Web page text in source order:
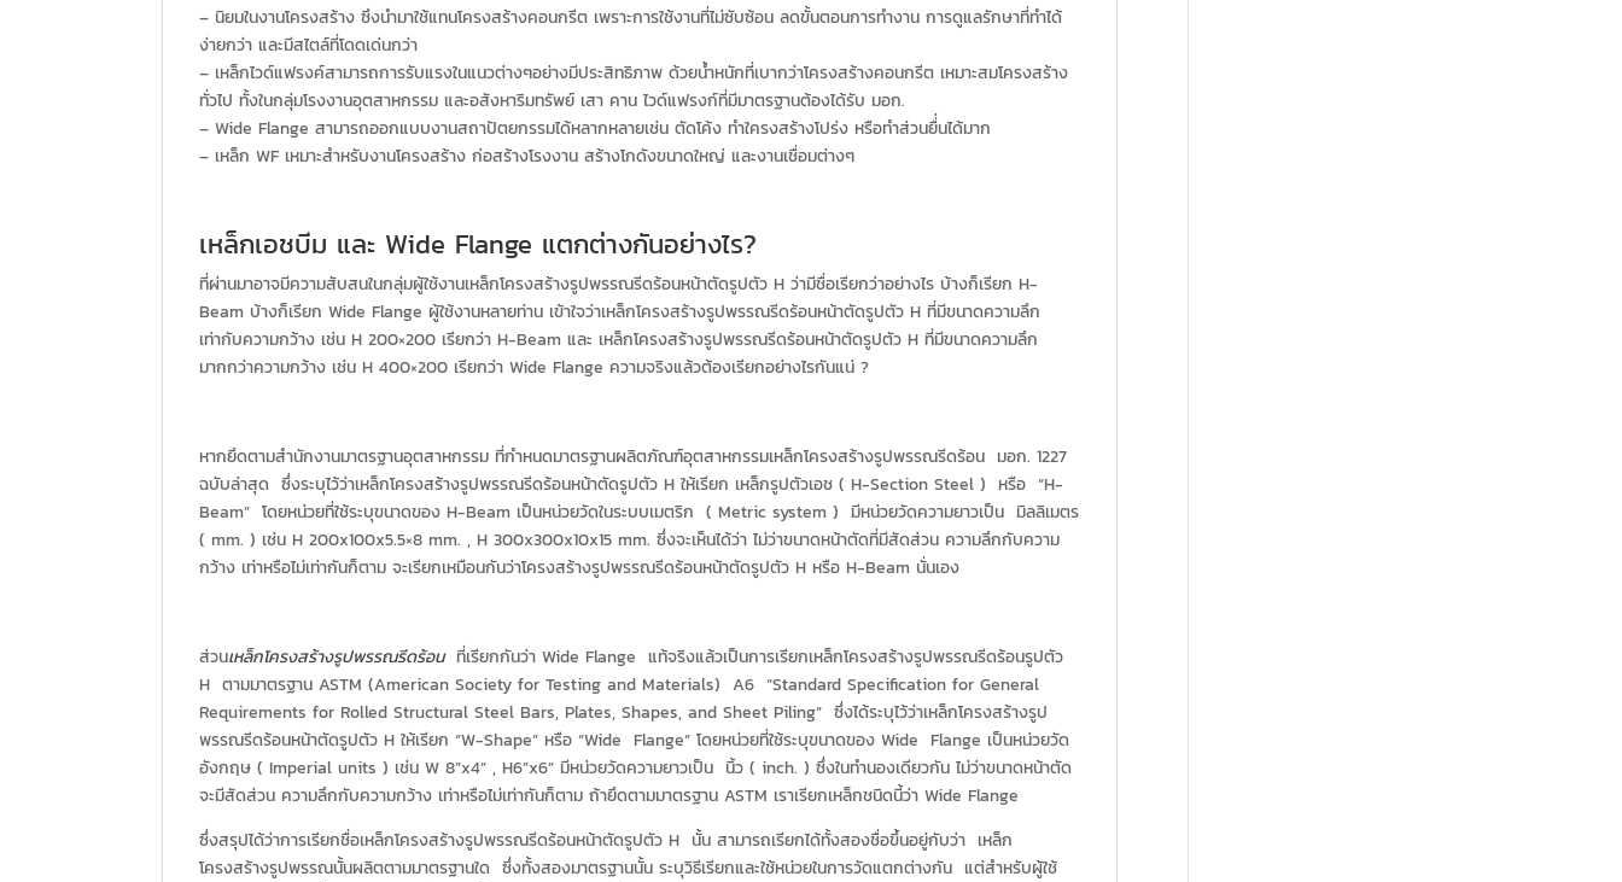
– นิยมในงานโครงสร้าง ซึงนำมาใช้แทนโครงสร้างคอนกรีต เพราะการใช้งานที่ไม่ซับซ้อน ลดขั้นตอนการทำงาน การดูแลรักษาที่ทำได้
ง่ายกว่า และมีสไตล์ที่โดดเด่นกว่า
– เหล็กไวด์แฟรงค์สามารถการรับแรงในแนวต่างๆอย่างมีประสิทธิภาพ ด้วยน้ำหนักที่เบากว่าโครงสร้างคอนกรีต เหมาะสมโครงสร้าง
ทั่วไป ทั้งในกลุ่มโรงงานอุตสาหกรรม และอสังหาริมทรัพย์ เสา คาน ไวด์แฟรงก์ที่มีมาตรฐานต้องได้รับ มอก.
– Wide Flange สามารถออกแบบงานสถาปัตยกรรมได้หลากหลายเช่น ตัดโค้ง ทำใครงสร้างโปร่ง หรือทำส่วนยื่่นได้มาก
– เหล็ก WF เหมาะสำหรับงานโครงสร้าง ก่อสร้างโรงงาน สร้างโกดังขนาดใหญ่ และงานเชื่อมต่างๆ
เหล็กเอชบีม และ Wide Flange แตกต่างกันอย่างไร?
ที่ผ่านมาอาจมีความสับสนในกลุ่มผู้ใช้งานเหล็กโครงสร้างรูปพรรณรีดร้อนหน้าตัดรูปตัว H ว่ามีชื่อเรียกว่าอย่างไร บ้างก็เรียก H-
Beam บ้างก็เรียก Wide Flange ผู้ใช้งานหลายท่าน เข้าใจว่าเหล็กโครงสร้างรูปพรรณรีดร้อนหน้าตัดรูปตัว H ที่มีขนาดความลึก
เท่ากับความกว้าง เช่น H 200×200 เรียกว่า H-Beam และ เหล็กโครงสร้างรูปพรรณรีดร้อนหน้าตัดรูปตัว H ที่มีขนาดความลึก
มากกว่าความกว้าง เช่น H 400×200 เรียกว่า Wide Flange ความจริงแล้วต้องเรียกอย่างไรกันแน่ ?
หากยึดตามสำนักงานมาตรฐานอุตสาหกรรม ที่กำหนดมาตรฐานผลิตภัณฑ์อุตสาหกรรมเหล็กโครงสร้างรูปพรรณรีดร้อน มอก. 1227
ฉบับล่าสุด ซึ่งระบุไว้ว่าเหล็กโครงสร้างรูปพรรณรีดร้อนหน้าตัดรูปตัว H ให้เรียก เหล็กรูปตัวเอช ( H-Section Steel ) หรือ “H-
Beam” โดยหน่วยที่ใช้ระบุขนาดของ H-Beam เป็นหน่วยวัดในระบบเมตริก ( Metric system ) มีหน่วยวัดความยาวเป็น มิลลิเมตร
( mm. ) เช่น H 200x100x5.5×8 mm. , H 300x300x10x15 mm. ซึ่งจะเห็นได้ว่า ไม่ว่าขนาดหน้าตัดที่มีสัดส่วน ความลึกกับความ
กว้าง เท่าหรือไม่เท่ากันก็ตาม จะเรียกเหมือนกันว่าโครงสร้างรูปพรรณรีดร้อนหน้าตัดรูปตัว H หรือ H-Beam นั่นเอง
ส่วนเหล็กโครงสร้างรูปพรรณรีดร้อนที่เรียกกันว่า Wide Flange แท้จริงแล้วเป็นการเรียกเหล็กโครงสร้างรูปพรรณรีดร้อนรูปตัว
H ตามมาตรฐาน ASTM (American Society for Testing and Materials) A6 “Standard Specification for General
Requirements for Rolled Structural Steel Bars, Plates, Shapes, and Sheet Piling” ซึ่งได้ระบุไว้ว่าเหล็กโครงสร้างรูป
พรรณรีดร้อนหน้าตัดรูปตัว H ให้เรียก “W-Shape” หรือ “Wide Flange” โดยหน่วยที่ใช้ระบุขนาดของ Wide Flange เป็นหน่วยวัด
อังกฤษ ( Imperial units ) เช่น W 8”x4” , H6”x6” มีหน่วยวัดความยาวเป็น นิ้ว ( inch. ) ซึ่งในทำนองเดียวกัน ไม่ว่าขนาดหน้าตัด
จะมีสัดส่วน ความลึกกับความกว้าง เท่าหรือไม่เท่ากันก็ตาม ถ้ายึดตามมาตรฐาน ASTM เราเรียกเหล็กชนิดนี้ว่า Wide Flange
ซึ่งสรุปได้ว่าการเรียกชื่อเหล็กโครงสร้างรูปพรรณรีดร้อนหน้าตัดรูปตัว H นั้น สามารถเรียกได้ทั้งสองชื่อขึ้นอยู่กับว่า เหล็ก
โครงสร้างรูปพรรณนั้นผลิตตามมาตรฐานใด ซึ่งทั้งสองมาตรฐานนั้น ระบุวิธีเรียกและใช้หน่วยในการวัดแตกต่างกัน แต่สำหรับผู้ใช้